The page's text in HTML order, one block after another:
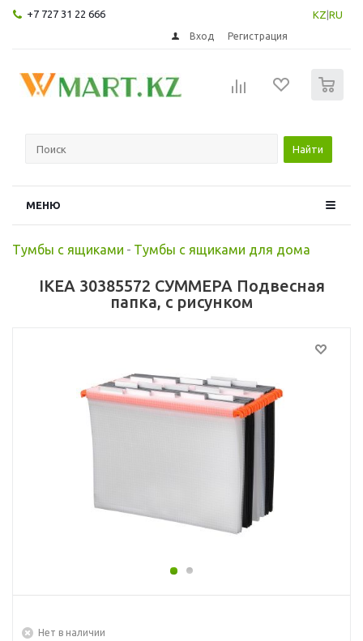
+7 727 31 22 666 KZ RU
Вход Регистрация
Найти
МЕНЮ
Тумбы с ящиками - Тумбы с ящиками для дома
IKEA 30385572 СУММЕРА Подвесная
папка, с рисунком
Нет в наличии